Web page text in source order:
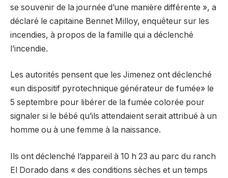
se souvenir de la journée d’une manière différente », a
déclaré le capitaine Bennet Milloy, enquêteur sur les
incendies, à propos de la famille qui a déclenché
l’incendie.
Les autorités pensent que les Jimenez ont déclenché
«un dispositif pyrotechnique générateur de fumée» le
5 septembre pour libérer de la fumée colorée pour
signaler si le bébé qu’ils attendaient serait attribué à un
homme ou à une femme à la naissance.
Ils ont déclenché l’appareil à 10 h 23 au parc du ranch
El Dorado dans « des conditions sèches et un temps